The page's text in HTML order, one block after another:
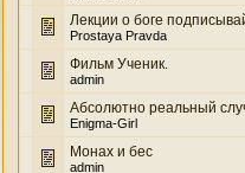
Лекции о боге
Prostaya Pravda
Фильм Ученик.
admin
Абсолютно реальный
Enigma-Girl
Монах и бес
admin